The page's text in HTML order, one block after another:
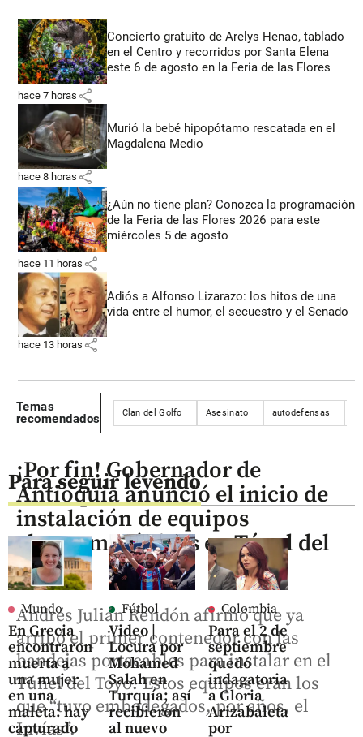
Concierto gratuito de Arelys Henao, tablado
en el Centro y recorridos por Santa Elena
este 6 de agosto en la Feria de las Flores
hace 7 horas share
Murió la bebé hipopótamo rescatada en el
Magdalena Medio
hace 8 horas share
¿Aún no tiene plan? Conozca la programación
de la Feria de las Flores 2026 para este
miércoles 5 de agosto
hace 11 horas share
Adiós a Alfonso Lizarazo: los hitos de una
vida entre el humor, el secuestro y el Senado
hace 13 horas share
Temas
recomendados
Clan del Golfo Asesinato autodefensas
Para seguir leyendo
Mundo
En Grecia
encontraron
muerta a
una mujer
en una
maleta: hay
capturado
Fútbol
Video |
Locura por
Mohamed
Salah en
Turquía; así
recibieron
al nuevo
Colombia
Para el 2 de
septiembre
quedó
indagatoria
a Gloria
Arizabaleta
por
¡Por fin! Gobernador de
Antioquia anunció el inicio de
instalación de equipos
electromecánicos en Túnel del
Toyo
Andrés Julián Rendón afirmó que ya
arribó el primer contenedor con las
bandejas portacables para instalar en el
Túnel del Toyo. Estos equipos eran los
que “tuvo embodegados, por años, el
Invías”.